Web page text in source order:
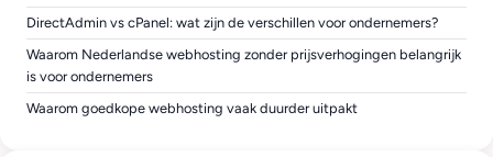
DirectAdmin vs cPanel: wat zijn de verschillen voor ondernemers?
Waarom Nederlandse webhosting zonder prijsverhogingen belangrijk
is voor ondernemers
Waarom goedkope webhosting vaak duurder uitpakt